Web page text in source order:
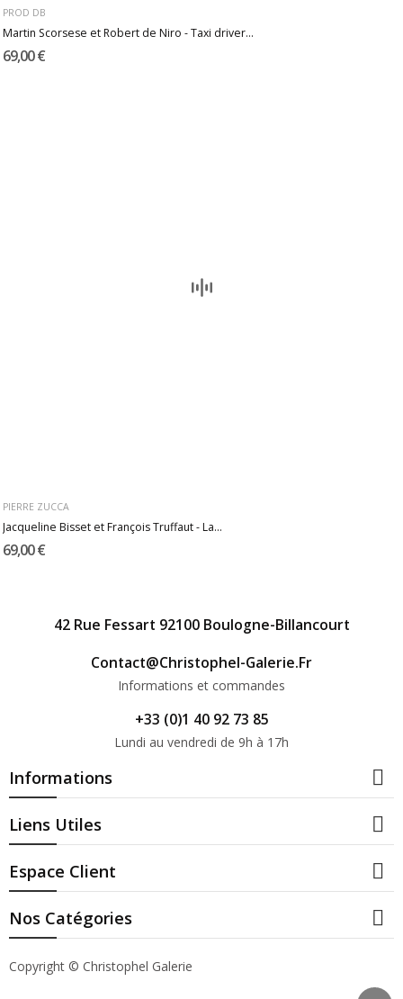
PROD DB
Martin Scorsese et Robert de Niro - Taxi driver...
69,00 €
PIERRE ZUCCA
Jacqueline Bisset et François Truffaut - La...
69,00 €
42 Rue Fessart 92100 Boulogne-Billancourt
Contact@christophel-Galerie.fr
Informations et commandes
+33 (0)1 40 92 73 85
Lundi au vendredi de 9h à 17h
Informations 
Liens Utiles 
Espace Client 
Nos Catégories 
Copyright © Christophel Galerie